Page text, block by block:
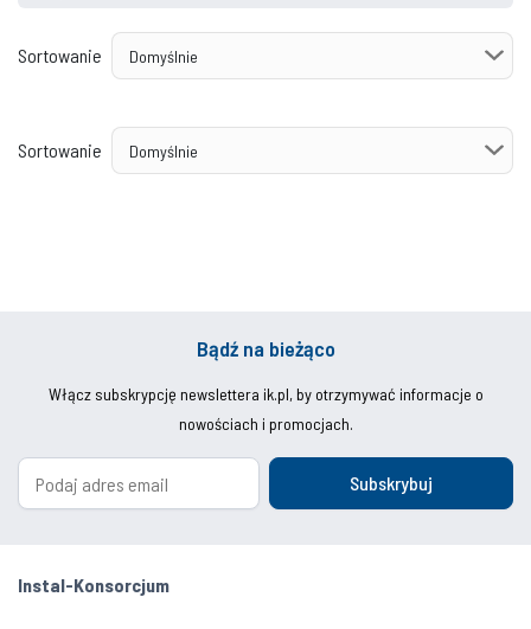
Sortowanie
Sortowanie
Bądź na bieżąco
Włącz subskrypcję newslettera ik.pl, by otrzymywać informacje o
nowościach i promocjach.
Subskrybuj
Instal-Konsorcjum